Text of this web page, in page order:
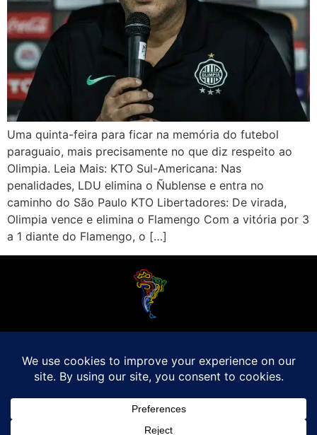
Uma quinta-feira para ficar na memória do futebol
paraguaio, mais precisamente no que diz respeito ao
Olimpia. Leia Mais: KTO Sul-Americana: Nas
penalidades, LDU elimina o Ñublense e entra no
caminho do São Paulo KTO Libertadores: De virada,
Olimpia vence e elimina o Flamengo Com a vitória por 3
a 1 diante do Flamengo, o […]
quer mesmo é saber de tudo, desde a final do Brasileirão até a 5a rodada do
Peruano, com a mesma seriedade e com a mesma paixão.Leia Mais
Entre em contato conosco:comercial@futebolatino.com.br